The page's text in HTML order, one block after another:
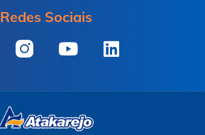
Redes Sociais